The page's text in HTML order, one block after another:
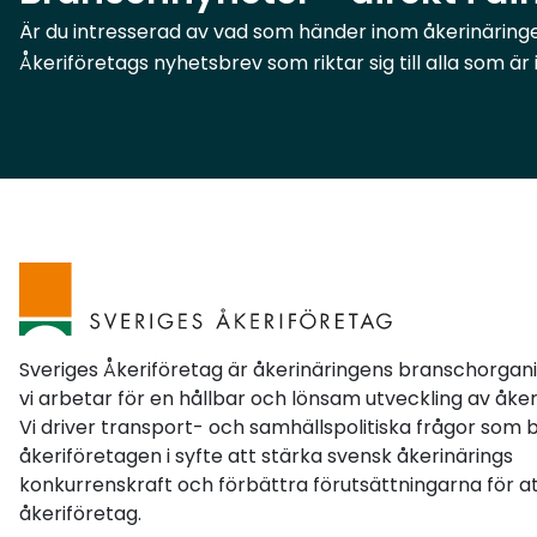
motsvarar en ökning med omkring 450
miljoner kronor. Det utökade utrymmet avser
nu berörda väghållare att se över tidigare
fram underlag eller ansöka om bidrag,
eftersom de uppfattat att de tillgängliga
medlen varit begränsade, bör nu på nytt
överväga möjligheten att söka stöd.För
Sveriges Åkeriföretags medlemmar kan
informationen vara relevant i flera
sammanhang. Det gäller särskilt företag i
stormdrabbade områden, men även
åkeriföretagare som själva är engagerade i
Är du intresserad av vad som händer inom
Åkeriföretags nyhetsbrev som riktar sig till alla som
Sveriges Åkeriföretag är åkerinäringens
vi arbetar för en hållbar och lönsam utveckling av
Vi driver transport- och samhällspolitiska frågor som
åkeriföretagen i syfte att stärka svensk åkerinärings
konkurrenskraft och förbättra förutsättningarna för
åkeriföretag.